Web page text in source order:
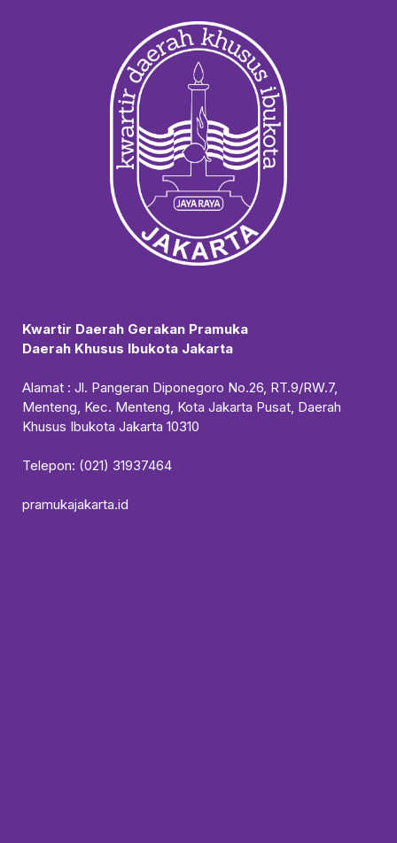
Kwartir Daerah Gerakan Pramuka
Daerah Khusus Ibukota Jakarta
Alamat : Jl. Pangeran Diponegoro No.26, RT.9/RW.7,
Menteng, Kec. Menteng, Kota Jakarta Pusat, Daerah
Khusus Ibukota Jakarta 10310
Telepon: (021) 31937464
pramukajakarta.id